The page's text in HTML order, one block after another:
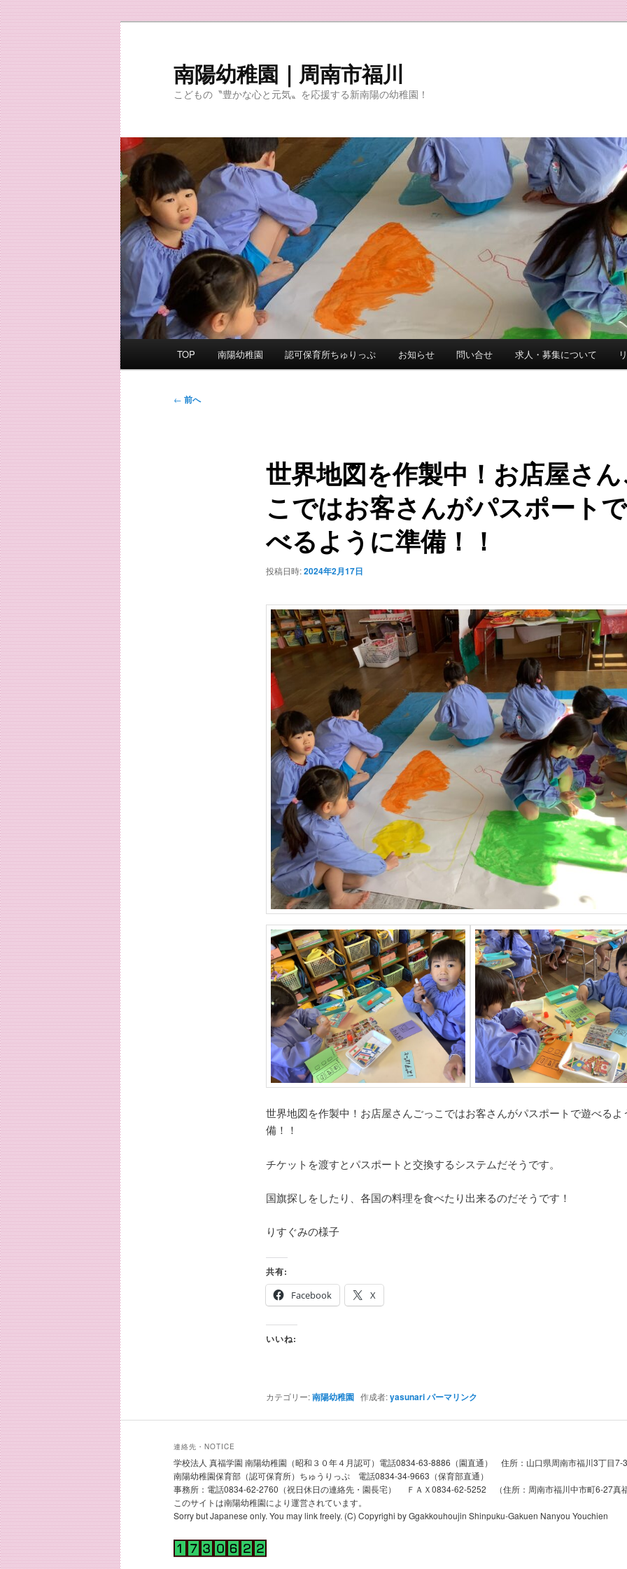
メ
イ
ン
コ
ン
テ
ン
ツ
へ
移
動
南陽幼稚園｜周南市福川
こどもの〝豊かな心と元気〟を応援する新南陽の幼稚園！
TOP 南陽幼稚園 認可保育所ちゅりっぷ お知らせ 問い合せ 求人・募集について
投
← 前へ
世界地図を作製中！お店屋さ
こではお客さんがパスポート
べるように準備！！
投稿日時:2024年2月17日
世界地図を作製中！お店屋さんごっこではお客さんがパスポートで遊べるよ
備！！
チケットを渡すとパスポートと交換するシステムだそうです。
国旗探しをしたり、各国の料理を食べたり出来るのだそうです！
りすぐみの様子
共有:
Facebook
X
いいね:
カテゴリー:南陽幼稚園作成者:yasunariパーマリンク
連絡先・NOTICE
学校法人 真福学園 南陽幼稚園（昭和３０年４月認可）電話0834-63-8886（園直通） 住所：山口県周南市福川3丁目
南陽幼稚園保育部（認可保育所）ちゅうりっぷ 電話0834-34-9663（保育部直通）
事務所：電話0834-62-2760（祝日休日の連絡先・園長宅） ＦＡＸ0834-62-5252 （住所：周南市福川中市町6-27真
このサイトは南陽幼稚園により運営されています。
Sorry but Japanese only. You may link freely. (C) Copyrighi by Ggakkouhoujin Shinpuku-Gakuen Nanyou Youchien